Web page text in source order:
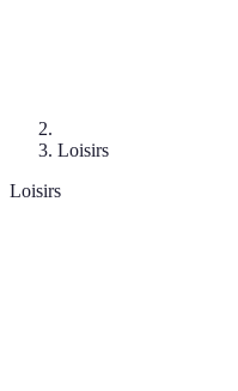
Loisirs
Loisirs